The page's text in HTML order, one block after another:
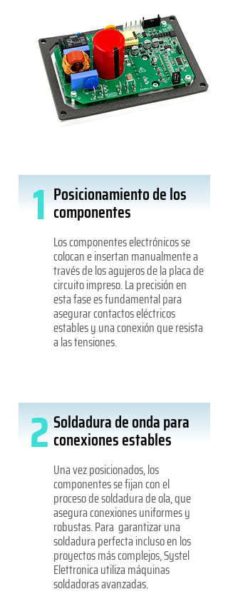
Posicionamiento de los
componentes
1
Los componentes electrónicos se
colocan e insertan manualmente a
través de los agujeros de la placa de
circuito impreso. La precisión en
esta fase es fundamental para
asegurar contactos eléctricos
estables y una conexión que resista
a las tensiones.
Soldadura de onda para
conexiones estables
2
Una vez posicionados, los
componentes se fijan con el
proceso de soldadura de ola, que
asegura conexiones uniformes y
robustas. Para garantizar una
soldadura perfecta incluso en los
proyectos más complejos, Systel
Elettronica utiliza máquinas
soldadoras avanzadas.